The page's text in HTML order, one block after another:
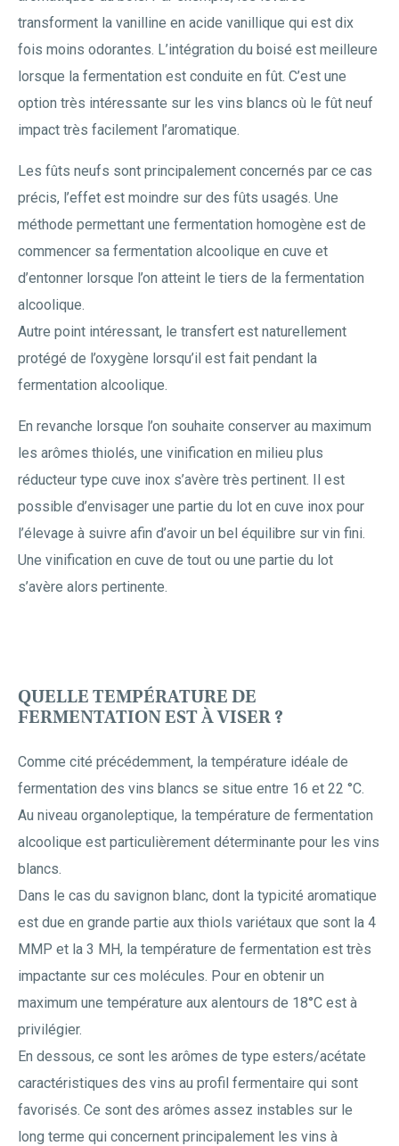
transforment la vanilline en acide vanillique qui est dix
fois moins odorantes. L’intégration du boisé est meilleure
lorsque la fermentation est conduite en fût. C’est une
option très intéressante sur les vins blancs où le fût neuf
impact très facilement l’aromatique.
Les fûts neufs sont principalement concernés par ce cas
précis, l’effet est moindre sur des fûts usagés. Une
méthode permettant une fermentation homogène est de
commencer sa fermentation alcoolique en cuve et
d’entonner lorsque l’on atteint le tiers de la fermentation
alcoolique.
Autre point intéressant, le transfert est naturellement
protégé de l’oxygène lorsqu’il est fait pendant la
fermentation alcoolique.
En revanche lorsque l’on souhaite conserver au maximum
les arômes thiolés, une vinification en milieu plus
réducteur type cuve inox s’avère très pertinent. Il est
possible d’envisager une partie du lot en cuve inox pour
l’élevage à suivre afin d’avoir un bel équilibre sur vin fini.
Une vinification en cuve de tout ou une partie du lot
s’avère alors pertinente.
QUELLE TEMPÉRATURE DE
FERMENTATION EST À VISER ?
Comme cité précédemment, la température idéale de
fermentation des vins blancs se situe entre 16 et 22 °C.
Au niveau organoleptique, la température de fermentation
alcoolique est particulièrement déterminante pour les vins
blancs.
Dans le cas du savignon blanc, dont la typicité aromatique
est due en grande partie aux thiols variétaux que sont la 4
MMP et la 3 MH, la température de fermentation est très
impactante sur ces molécules. Pour en obtenir un
maximum une température aux alentours de 18°C est à
privilégier.
En dessous, ce sont les arômes de type esters/acétate
caractéristiques des vins au profil fermentaire qui sont
favorisés. Ce sont des arômes assez instables sur le
long terme qui concernent principalement les vins à